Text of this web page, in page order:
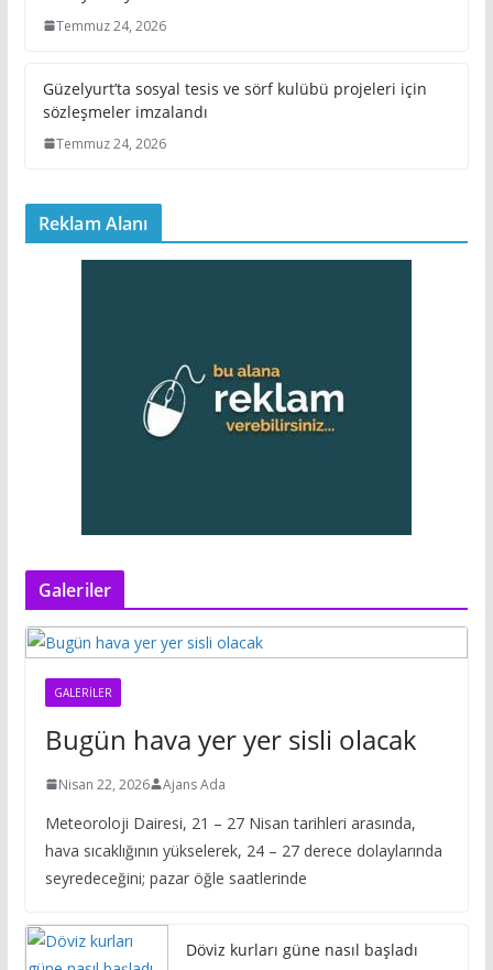
Temmuz 24, 2026
Güzelyurt’ta sosyal tesis ve sörf kulübü projeleri için
sözleşmeler imzalandı
Temmuz 24, 2026
Reklam Alanı
Galeriler
GALERILER
Bugün hava yer yer sisli olacak
Nisan 22, 2026 Ajans Ada
Meteoroloji Dairesi, 21 – 27 Nisan tarihleri arasında,
hava sıcaklığının yükselerek, 24 – 27 derece dolaylarında
seyredeceğini; pazar öğle saatlerinde
Döviz kurları güne nasıl başladı